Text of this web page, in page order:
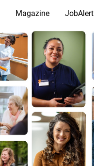
Magazine JobAlert